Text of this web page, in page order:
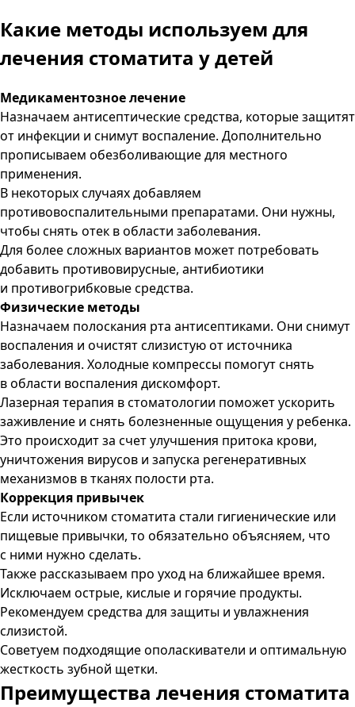
Какие методы используем для
лечения стоматита у детей
Медикаментозное лечение
Назначаем антисептические средства, которые защитят
от инфекции и снимут воспаление. Дополнительно
прописываем обезболивающие для местного
применения.
В некоторых случаях добавляем
противовоспалительными препаратами. Они нужны,
чтобы снять отек в области заболевания.
Для более сложных вариантов может потребовать
добавить противовирусные, антибиотики
и противогрибковые средства.
Физические методы
Назначаем полоскания рта антисептиками. Они снимут
воспаления и очистят слизистую от источника
заболевания. Холодные компрессы помогут снять
в области воспаления дискомфорт.
Лазерная терапия в стоматологии поможет ускорить
заживление и снять болезненные ощущения у ребенка.
Это происходит за счет улучшения притока крови,
уничтожения вирусов и запуска регенеративных
механизмов в тканях полости рта.
Коррекция привычек
Если источником стоматита стали гигиенические или
пищевые привычки, то обязательно объясняем, что
с ними нужно сделать.
Также рассказываем про уход на ближайшее время.
Исключаем острые, кислые и горячие продукты.
Рекомендуем средства для защиты и увлажнения
слизистой.
Советуем подходящие ополаскиватели и оптимальную
жесткость зубной щетки.
Преимущества лечения стоматита